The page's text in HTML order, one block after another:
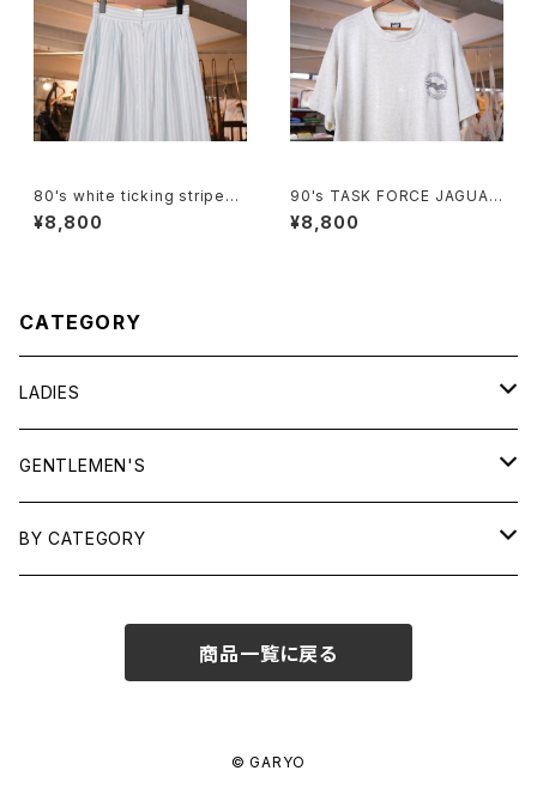
80's white ticking striped
cotton flared Skirt
¥8,800
90's TASK FORCE JAGUAR
printed Tee "Made in U.S.
A."
¥8,800
CATEGORY
LADIES
TOPS
SHIRTS
OUTERWEAR
GENTLEMEN'S
TOPS
BY CATEGORY
商品一覧に戻る
© GARYO